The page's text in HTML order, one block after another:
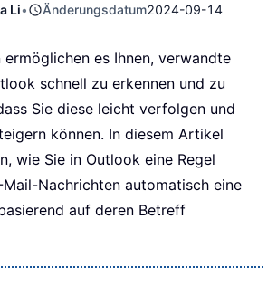
Li• Änderungsdatum2024-09-14
es Ihnen, verwandte
schnell zu erkennen und zu
Sie diese leicht verfolgen und
können. In diesem Artikel
wie Sie in Outlook eine Regel
Nachrichten automatisch eine
auf deren Betreff